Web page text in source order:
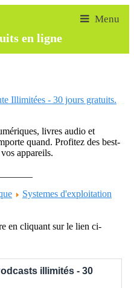
en ligne
Illimitées - 30 jours gratuits.
livres audio et
quand. Profitez des best-
appareils.
Systemes d'exploitation
en cliquant sur le lien ci-
illimités - 30